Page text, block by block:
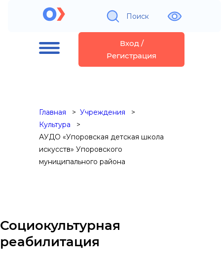
Поиск
Вход /
Регистрация
Главная
Учреждения
Культура
АУДО «Упоровская детская школа
искусств» Упоровского
муниципального района
Социокультурная
реабилитация